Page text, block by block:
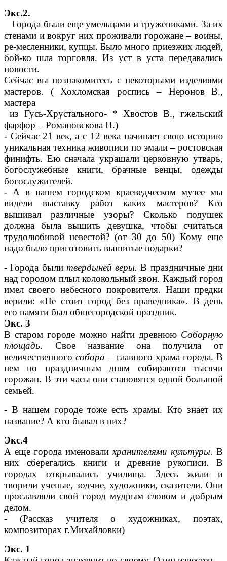
Экс.2.
Города были еще умельцами и тружениками. За их
стенами и вокруг них проживали горожане – воины,
ре-месленники, купцы. Было много приезжих людей,
бой-ко шла торговля. Из уст в уста передавались
новости.
Сейчас вы познакомитесь с некоторыми изделиями
мастеров. ( Хохломская роспись – Неронов В.,
мастера
из Гусь-Хрустального- * Хвостов В., гжельский
фарфор – Романовскова Н.)
- Сейчас 21 век, а с 12 века начинает свою историю
уникальная техника живописи по эмали – ростовская
финифть. Ею сначала украшали церковную утварь,
богослужебные книги, брачные венцы, одежды
богослужителей.
- А в нашем городском краеведческом музее мы
видели выставку работ каких мастеров? Кто
вышивал различные узоры? Сколько подушек
должна была вышить девушка, чтобы считаться
трудолюбивой невестой? (от 30 до 50) Кому еще
надо было приготовить вышитые подарки?
- Города были твердыней веры. В праздничные дни
над городом плыл колокольный звон. Каждый город
имел своего небесного покровителя. Наши предки
верили: «Не стоит город без праведника». В день
его памяти был общегородской праздник.
Экс. 3
В старом городе можно найти древнюю Соборную
площадь. Свое название она получила от
величественногособора – главного храма города. В
нем по праздничным дням собираются тысячи
горожан. В эти часы они становятся одной большой
семьей.
- В нашем городе тоже есть храмы. Кто знает их
название? А кто бывал в них?
Экс.4
А еще города именовали хранителями культуры. В
них сберегались книги и древние рукописи. В
городах открывались училища. Здесь жили и
творили ученые, зодчие, художники, сказители. Они
прославляли свой город мудрым словом и добрым
делом.
- (Рассказ учителя о художниках, поэтах,
композиторах г.Михайловки)
Экс. 1